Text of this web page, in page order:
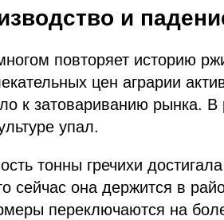
и
повторяет историю
цен аграрии
к затовариванию рынка. В
упал.
тонны гречихи
сейчас она держится в
переключаются на